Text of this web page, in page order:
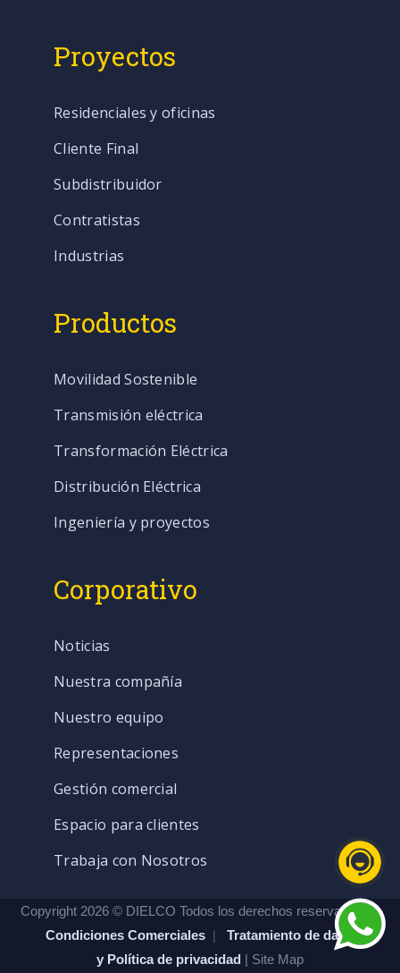
Proyectos
Residenciales y oficinas
Cliente Final
Subdistribuidor
Contratistas
Industrias
Productos
Movilidad Sostenible
Transmisión eléctrica
Transformación Eléctrica
Distribución Eléctrica
Ingeniería y proyectos
Corporativo
Noticias
Nuestra compañía
Nuestro equipo
Representaciones
Gestión comercial
Espacio para clientes
Trabaja con Nosotros
Copyright 2026 © DIELCO Todos los derechos reservados. |
Condiciones Comerciales | Tratamiento de datos
y Política de privacidad | Site Map